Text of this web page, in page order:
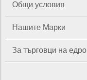
Общи условия
Нашите Марки
За търговци на едро